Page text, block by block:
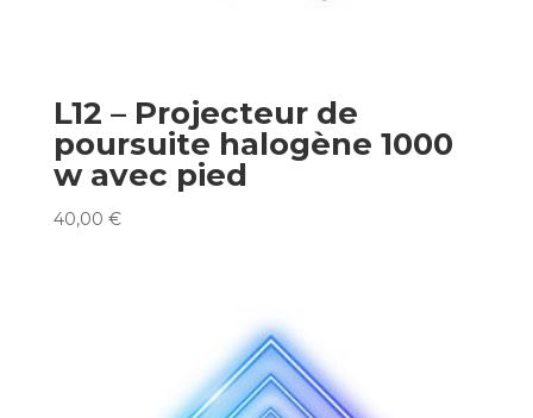
L12 – Projecteur de
poursuite halogène 1000
w avec pied
40,00 €